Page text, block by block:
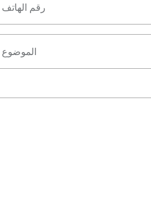
رقم الهاتف
الموضوع